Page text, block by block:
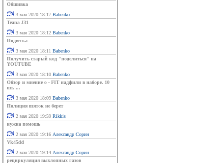
Обшивка
3 мая 2020 18:17 Babenko
Teana J31
3 мая 2020 18:12 Babenko
Подвеска
3 мая 2020 18:11 Babenko
Получить старый код "поделиться" на
YOUTUBE
3 мая 2020 18:10 Babenko
Обзор и мнение о - FIT надфили в наборе. 10
шт. ...
3 мая 2020 18:09 Babenko
Полиция взяток не берет
2 мая 2020 19:59 Rikkis
нужна помошь
2 мая 2020 19:16 Александр Сорин
Vk45dd
2 мая 2020 19:14 Александр Сорин
рециркуляция выхлопных газов